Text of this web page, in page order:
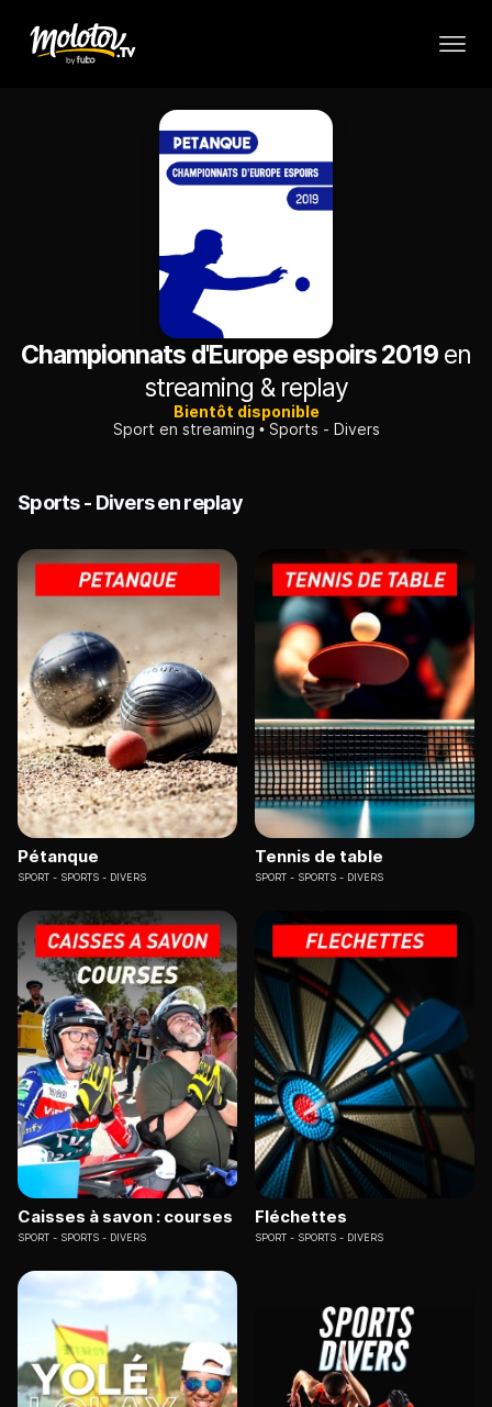
Championnats d'Europe espoirs 2019 en
streaming & replay
Bientôt disponible
Sport en streaming
Sports - Divers
Sports - Divers en replay
Pétanque
SPORT SPORTS - DIVERS
Tennis de table
SPORT SPORTS - DIVERS
Caisses à savon : courses
SPORT SPORTS - DIVERS
Fléchettes
SPORT SPORTS - DIVERS